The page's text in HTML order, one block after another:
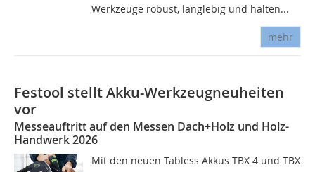
Werkzeuge robust, langlebig und halten...
mehr
Festool stellt Akku-Werkzeugneuheiten
vor
Messeauftritt auf den Messen Dach+Holz und Holz-
Handwerk 2026
Mit den neuen Tabless Akkus TBX 4 und TBX